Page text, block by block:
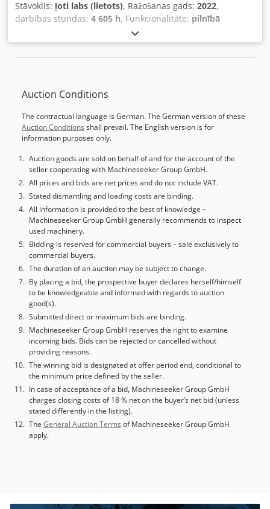
Stāvoklis: ļoti labs (lietots), Ražošanas gads: 2022,
darbības stundas: 4 605 h, Funkcionalitāte: pilnībā
, Kontrolieris: FANUC 31i-B5 Dcjdezilupopfx Ai
Tek Maks. virpošanas diametrs: ø540 mm Maks. virpošanas
garums: 1.020 mm Vārpstas caurums / stieņa kapacitāte:
(ATC): 80 pozīcijas, Capto C6 Instrumenta maiņas laiks: 2,0
18,5 kW (S1/S6)
Auction Conditions
The contractual language is German. The German version of these
Auction Conditions shall prevail. The English version is for
information purposes only.
Auction goods are sold on behalf of and for the account of the
seller cooperating with Machineseeker Group GmbH.
All prices and bids are net prices and do not include VAT.
Stated dismantling and loading costs are binding.
All information is provided to the best of knowledge –
Machineseeker Group GmbH generally recommends to inspect
used machinery.
Bidding is reserved for commercial buyers – sale exclusively to
commercial buyers.
The duration of an auction may be subject to change.
By placing a bid, the prospective buyer declares herself/himself
to be knowledgeable and informed with regards to auction
good(s).
Submitted direct or maximum bids are binding.
Machineseeker Group GmbH reserves the right to examine
incoming bids. Bids can be rejected or cancelled without
providing reasons.
The winning bid is designated at offer period end, conditional to
the minimum price defined by the seller.
In case of acceptance of a bid, Machineseeker Group GmbH
charges closing costs of 18 % net on the buyer’s net bid (unless
stated differently in the listing).
The General Auction Terms of Machineseeker Group GmbH
apply.